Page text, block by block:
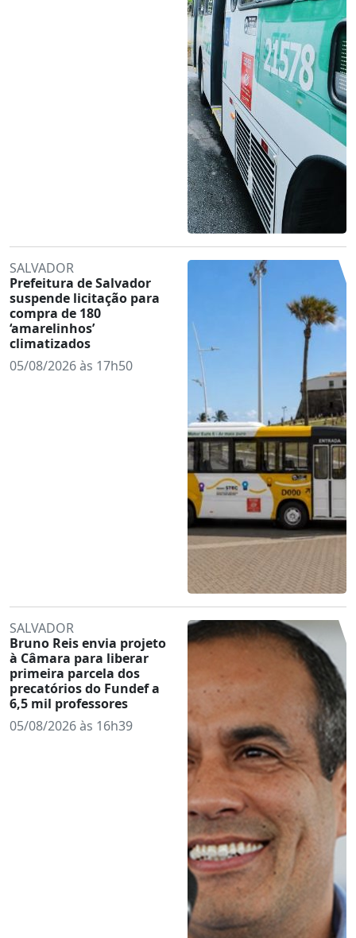
SALVADOR
Prefeitura de Salvador
suspende licitação para
compra de 180
‘amarelinhos’
climatizados
05/08/2026 às 17h50
SALVADOR
Bruno Reis envia projeto
à Câmara para liberar
primeira parcela dos
precatórios do Fundef a
6,5 mil professores
05/08/2026 às 16h39